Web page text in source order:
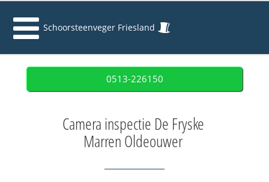
Schoorsteenveger Friesland
0513-226150
Camera inspectie De Fryske
Marren Oldeouwer